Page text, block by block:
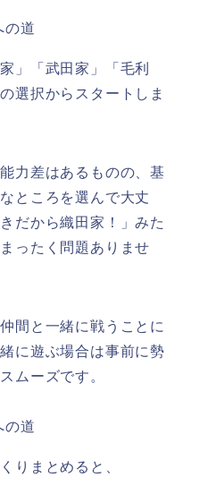
家」「武田家」「毛利
選択からスタートしま
力差はあるものの、基
ところを選んで大丈
だから織田家！」みた
ったく問題ありませ
間と一緒に戦うことに
に遊ぶ場合は事前に勢
ムーズです。
りまとめると、